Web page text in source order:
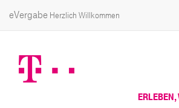
eVergabe Herzlich Willkommen
ERLEBEN,